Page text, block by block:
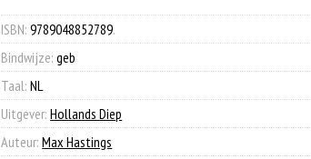
€ 45,00.€ 19,90.
ISBN:9789048852789.
Bindwijze:geb
Taal:NL
Uitgever:Hollands Diep
Auteur:Max Hastings